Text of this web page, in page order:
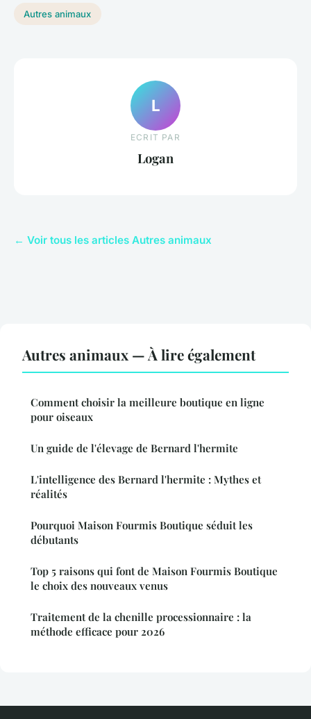
Autres animaux
L
ECRIT PAR
Logan
← Voir tous les articles Autres animaux
Autres animaux — À lire également
Comment choisir la meilleure boutique en ligne
pour oiseaux
Un guide de l'élevage de Bernard l'hermite
L'intelligence des Bernard l'hermite : Mythes et
réalités
Pourquoi Maison Fourmis Boutique séduit les
débutants
Top 5 raisons qui font de Maison Fourmis Boutique
le choix des nouveaux venus
Traitement de la chenille processionnaire : la
méthode efficace pour 2026